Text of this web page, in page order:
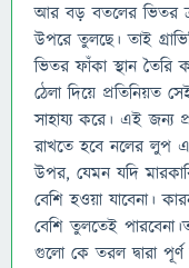
আর বড় বতলের ভিতর
উপরে তুলছে। তাই
ভিতর ফাঁকা স্থান
ঠেলা দিয়ে প্রতিনিয়ত
সাহায্য করে। এই জন্য
রাখতে হবে নলের লুপ
উপর, যেমন যদি
বেশি হওয়া যাবেনা।
বেশি তুলতেই
গুলো কে তরল দ্বারা পূর্ণ